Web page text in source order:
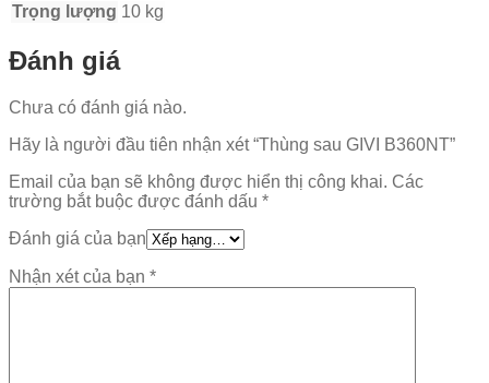
Trọng lượng 10 kg
Đánh giá
Chưa có đánh giá nào.
Hãy là người đầu tiên nhận xét “Thùng sau GIVI B360NT”
Email của bạn sẽ không được hiển thị công khai. Các
trường bắt buộc được đánh dấu *
Đánh giá của bạn
Nhận xét của bạn *